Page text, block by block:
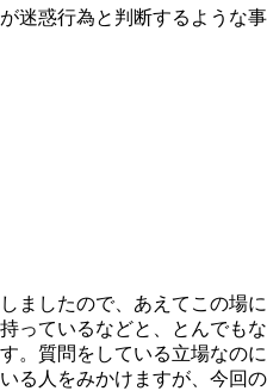
惑行為と判断するような
したので、あえてこの場
っているなどと、とんでも
。質問をしている立場なの
人をみかけますが、今回